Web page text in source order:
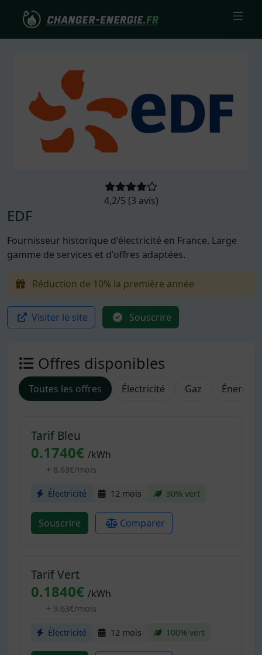
4,2/5 (3 avis)
EDF
Fournisseur historique d'électricité en France. Large
gamme de services et d'offres adaptées.
Réduction de 10% la première année
Visiter le site Souscrire
Offres disponibles
Toutes les offres Électricité Gaz
Tarif Bleu
0.1740€ /kWh
+ 8.63€/mois
Électricité 12 mois 30% vert
Souscrire Comparer
Tarif Vert
0.1840€ /kWh
+ 9.63€/mois
Électricité 12 mois 100% vert